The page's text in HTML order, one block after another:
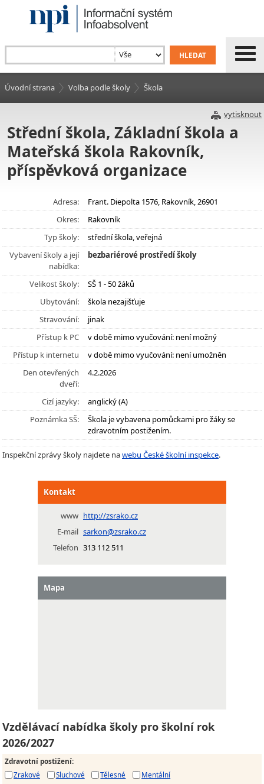
Úvodní strana Volba podle školy Škola
vytisknout
Střední škola, Základní škola a
Mateřská škola Rakovník,
příspěvková organizace
Adresa:
Frant. Diepolta 1576, Rakovník, 26901
Okres:
Rakovník
Typ školy:
střední škola, veřejná
Vybavení školy a její
nabídka:
bezbariérové prostředí školy
Velikost školy:
SŠ 1 - 50 žáků
Ubytování:
škola nezajišťuje
Stravování:
jinak
Přístup k PC
v době mimo vyučování: není možný
Přístup k internetu
v době mimo vyučování: není umožněn
Den otevřených
dveří:
4.2.2026
Cizí jazyky:
anglický (A)
Poznámka SŠ:
Škola je vybavena pomůckami pro žáky se
zdravotním postižením.
Inspekční zprávy školy najdete nawebu České školní inspekce.
Kontakt
www http://zsrako.cz
E-mail sarkon@zsrako.cz
Telefon 313 112 511
Mapa
Vzdělávací nabídka školy pro školní rok
2026/2027
Zdravotní postižení:
Zrakové
Sluchové Tělesné
Mentální